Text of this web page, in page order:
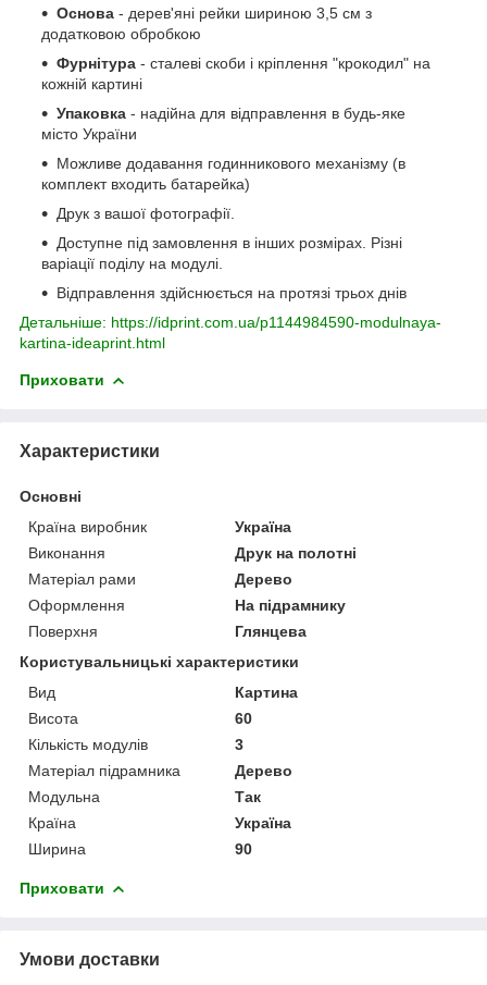
Основа - дерев'яні рейки шириною 3,5 см з
додатковою обробкою
Фурнітура - сталеві скоби і кріплення "крокодил" на
кожній картині
Упаковка - надійна для відправлення в будь-яке
місто України
Можливе додавання годинникового механізму (в
комплект входить батарейка)
Друк з вашої фотографії.
Доступне під замовлення в інших розмірах. Різні
варіації поділу на модулі.
Відправлення здійснюється на протязі трьох днів
Детальніше: https://idprint.com.ua/p1144984590-modulnaya-
kartina-ideaprint.html
Приховати
Характеристики
Основні
Країна виробник
Україна
Виконання
Друк на полотні
Матеріал рами
Дерево
Оформлення
На підрамнику
Поверхня
Глянцева
Користувальницькі характеристики
Вид
Картина
Висота
60
Кількість модулів
3
Матеріал підрамника
Дерево
Модульна
Так
Країна
Україна
Ширина
90
Приховати
Умови доставки